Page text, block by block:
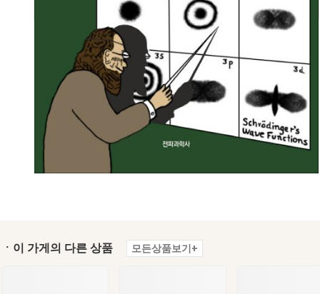
ㆍ이 가게의 다른 상품 모든상품보기+